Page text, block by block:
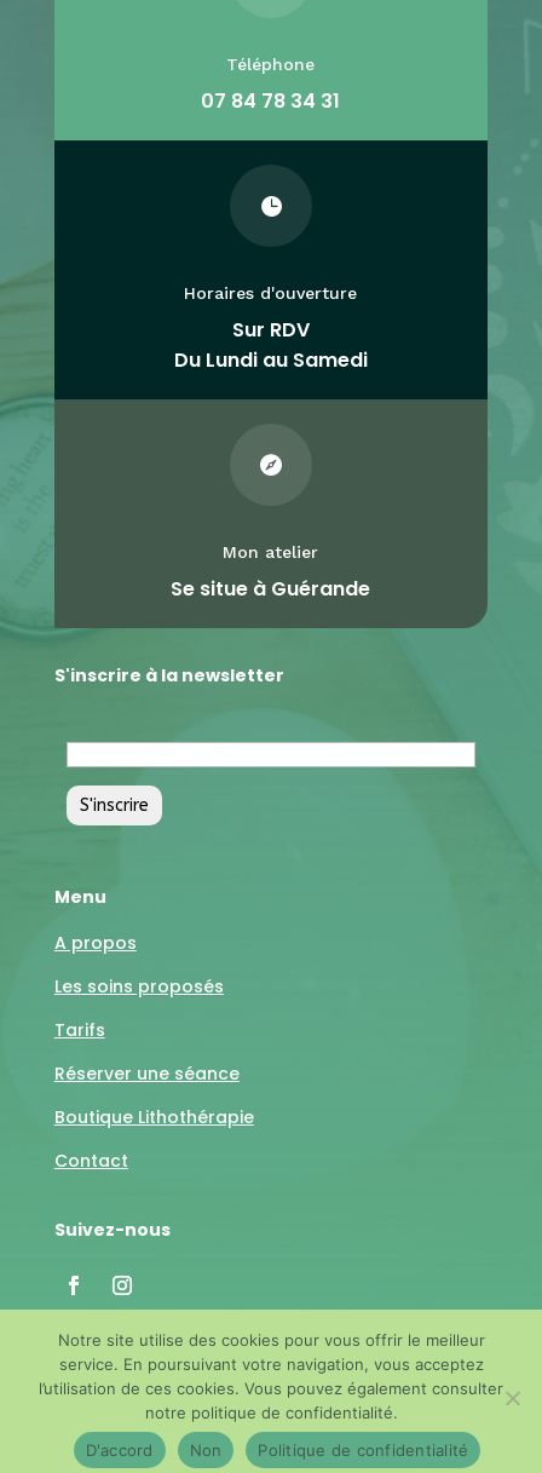
Téléphone
07 84 78 34 31

Horaires d'ouverture
Sur RDV
Du Lundi au Samedi

Mon atelier
Se situe à Guérande
S'inscrire à la newsletter
Menu
A propos
Les soins proposés
Tarifs
Réserver une séance
Boutique Lithothérapie
Contact
Suivez-nous
Mentions Légales-Conditions Générales de Ventes-
Tous droits réservés Manashanti 2022 / Fait avec ♡
par Côte & Com'
Notre site utilise des cookies pour vous offrir le meilleur
service. En poursuivant votre navigation, vous acceptez
l’utilisation de ces cookies. Vous pouvez également consulter
notre politique de confidentialité.
D'accord
Non Politique de confidentialité